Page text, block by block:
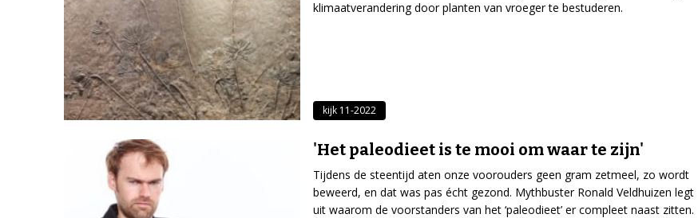
klimaatverandering door planten van vroeger te bestuderen.
kijk 11-2022
'Het paleodieet is te mooi om waar te zijn'
Tijdens de steentijd aten onze voorouders geen gram zetmeel, zo wordt
beweerd, en dat was pas écht gezond. Mythbuster Ronald Veldhuizen legt
uit waarom de voorstanders van het ‘paleodieet’ er compleet naast zitten.